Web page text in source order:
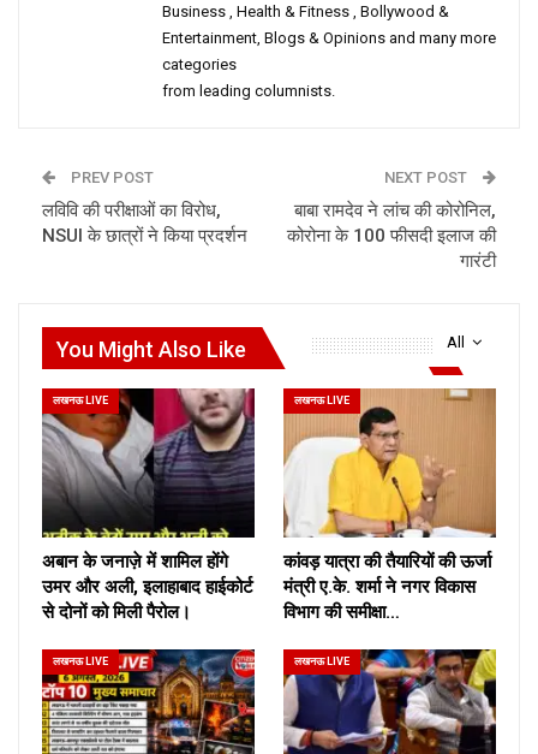
Business , Health & Fitness , Bollywood &
Entertainment, Blogs & Opinions and many more
categories
from leading columnists.
PREV POST
लविवि की परीक्षाओं का विरोध,
NSUI के छात्रों ने किया प्रदर्शन
NEXT POST
बाबा रामदेव ने लांच की कोरोनिल,
कोरोना के 100 फीसदी इलाज की
गारंटी
All
You Might Also Like
लखनऊ LIVE
अबान के जनाज़े में शामिल होंगे
उमर और अली, इलाहाबाद हाईकोर्ट
से दोनों को मिली पैरोल।
लखनऊ LIVE
कांवड़ यात्रा की तैयारियों की ऊर्जा
मंत्री ए.के. शर्मा ने नगर विकास
विभाग की समीक्षा…
लखनऊ LIVE लखनऊ LIVE